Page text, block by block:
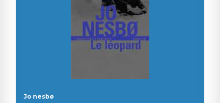
Jo nesbø